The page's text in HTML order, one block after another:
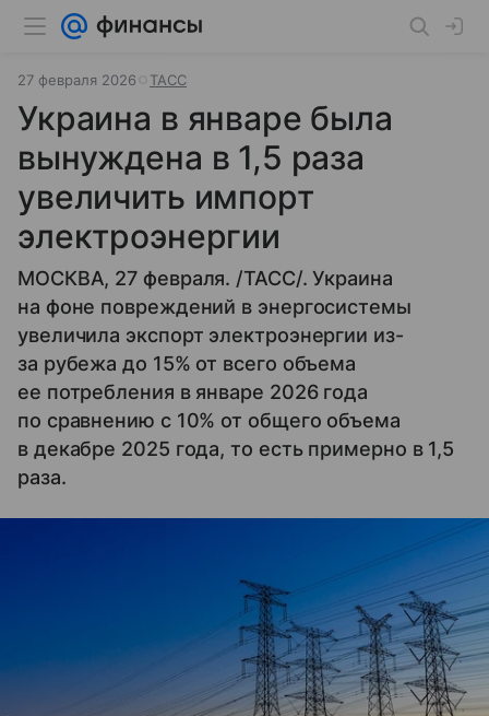
27 февраля 2026 ТАСС
Украина в январе была
вынуждена в 1,5 раза
увеличить импорт
электроэнергии
МОСКВА, 27 февраля. /ТАСС/. Украина
на фоне повреждений в энергосистемы
увеличила экспорт электроэнергии из-
за рубежа до 15% от всего объема
ее потребления в январе 2026 года
по сравнению с 10% от общего объема
в декабре 2025 года, то есть примерно в 1,5
раза.